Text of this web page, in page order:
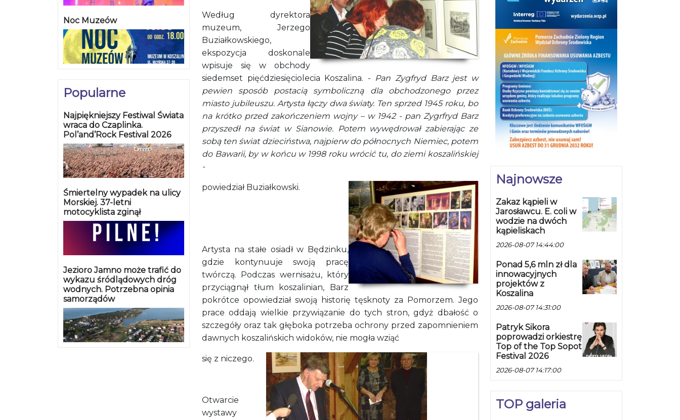
Noc Muzeów
Popularne
Najpiękniejszy Festiwal Świata
wraca do Czaplinka.
Pol’and’Rock Festival 2026
Śmiertelny wypadek na ulicy
Morskiej. 37-letni
motocyklista zginął
Jezioro Jamno może trafić do
wykazu śródlądowych dróg
wodnych. Potrzebna opinia
samorządów
Według dyrektora
muzeum, Jerzego
Buziałkowskiego,
ekspozycja doskonale
wpisuje się w obchody
siedemset pięćdziesięciolecia Koszalina. - Pan Zygfryd Barz jest w
pewien sposób postacią symboliczną dla obchodzonego przez
miasto jubileuszu. Artysta łączy dwa światy. Ten sprzed 1945 roku, bo
na krótko przed zakończeniem wojny – w 1942 - pan Zygrfryd Barz
przyszedł na świat w Sianowie. Potem wywędrował zabierając ze
sobą ten świat dzieciństwa, najpierw do północnych Niemiec, potem
do Bawarii, by w końcu w 1998 roku wrócić tu, do ziemi koszalińskiej
-
powiedział Buziałkowski.
Artysta na stałe osiadł w Będzinku,
gdzie kontynuuje swoją pracę
twórczą. Podczas wernisażu, który
przyciągnął tłum koszalinian, Barz
pokrótce opowiedział swoją historię tęsknoty za Pomorzem. Jego
prace oddają wielkie przywiązanie do tych stron, gdyż dbałość o
szczegóły oraz tak głęboka potrzeba ochrony przed zapomnieniem
dawnych koszalińskich widoków, nie mogła wziąć
się z niczego.
Otwarcie
wystawy
Najnowsze
Zakaz kąpieli w
Jarosławcu. E. coli w
wodzie na dwóch
kąpieliskach
2026-08-07 14:44:00
Ponad 5,6 mln zł dla
innowacyjnych
projektów z
Koszalina
2026-08-07 14:31:00
Patryk Sikora
poprowadzi orkiestrę
Top of the Top Sopot
Festival 2026
2026-08-07 14:17:00
TOP galeria